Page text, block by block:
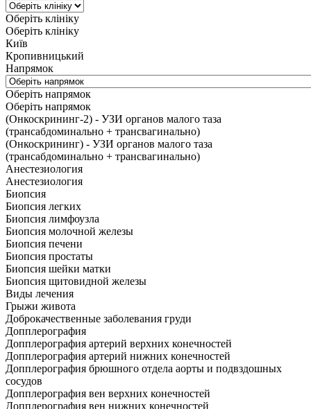
Оберіть клініку
Оберіть клініку
Київ
Кропивницький
Напрямок
Оберіть напрямок
Оберіть напрямок
(Онкоскрининг-2) - УЗИ органов малого таза
(трансабдоминально + трансвагинально)
(Онкоскрининг) - УЗИ органов малого таза
(трансабдоминально + трансвагинально)
Анестезиология
Анестезиология
Биопсия
Биопсия легких
Биопсия лимфоузла
Биопсия молочной железы
Биопсия печени
Биопсия простаты
Биопсия шейки матки
Биопсия щитовидной железы
Виды лечения
Грыжи живота
Доброкачественные заболевания груди
Допплерография
Допплерография артерий верхних конечностей
Допплерография артерий нижних конечностей
Допплерография брюшного отдела аорты и подвздошных
сосудов
Допплерография вен верхних конечностей
Допплерография вен нижних конечностей